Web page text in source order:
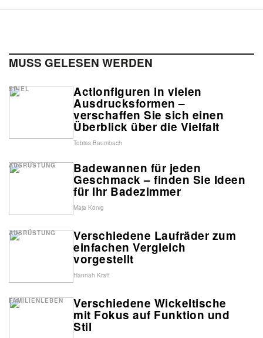
MUSS GELESEN WERDEN
Actionfiguren in vielen
Ausdrucksformen –
verschaffen Sie sich einen
Überblick über die Vielfalt
SPIEL
Tobias Baumbach
Badewannen für jeden
Geschmack – finden Sie Ideen
für Ihr Badezimmer
AUSRÜSTUNG
Maja König
Verschiedene Laufräder zum
einfachen Vergleich
vorgestellt
AUSRÜSTUNG
Hannah Kraft
Verschiedene Wickeltische
mit Fokus auf Funktion und
Stil
FAMILIENLEBEN